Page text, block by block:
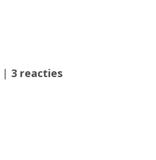
| 3 reacties